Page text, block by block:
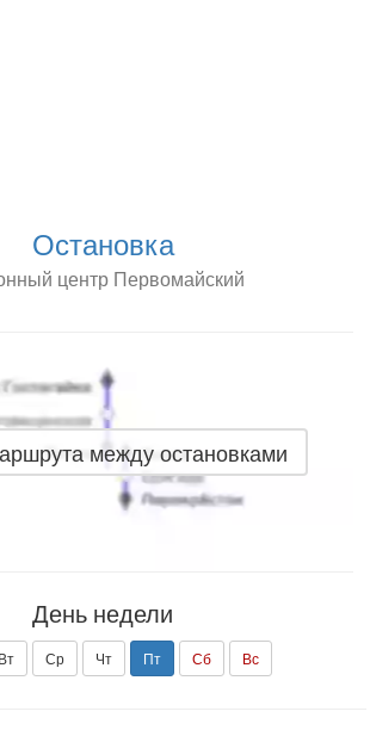
Остановка
центр Первомайский
между остановками
День недели
Вт Ср Чт Пт Сб Вс